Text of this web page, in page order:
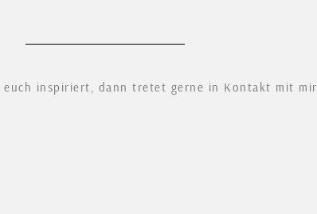
inspiriert, dann tretet gerne in Kontakt mit